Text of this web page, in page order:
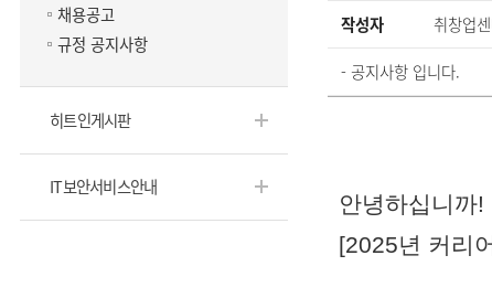
채용공고
규정 공지사항
히트인게시판
IT보안서비스안내
작성자 취창업
- 공지사항 입니다.
안녕하십니까
[2025년 커리